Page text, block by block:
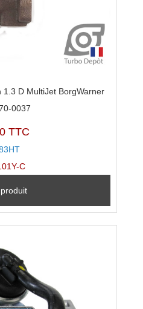
D MultiJet BorgWarner
0037
TTC
C